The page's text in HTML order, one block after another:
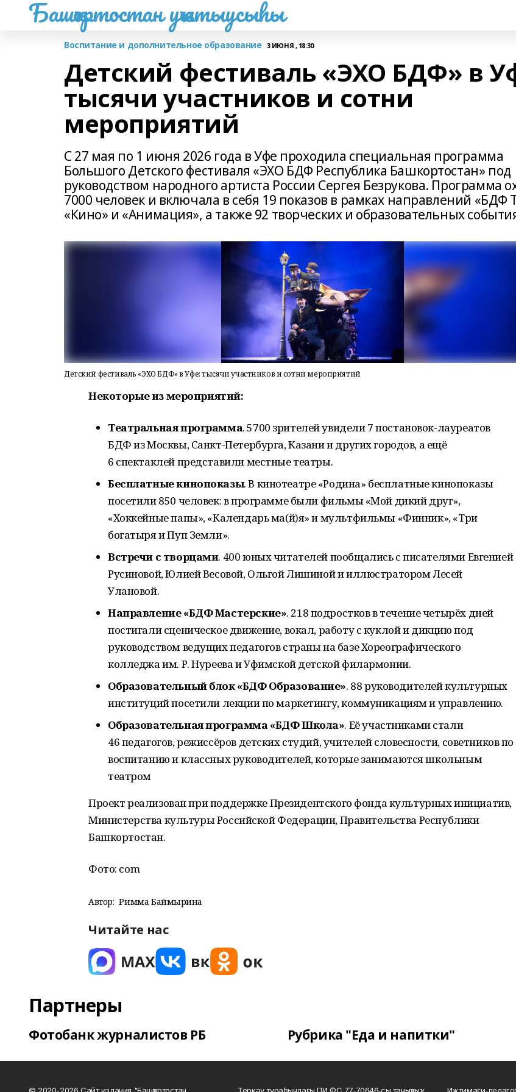
Башҡортостан уҡытыусыһы
Воспитание и дополнительное образование 3 ИЮНЯ , 18:30
Детский фестиваль «ЭХО БДФ» в
тысячи участников и сотни
мероприятий
С 27 мая по 1 июня 2026 года в Уфе проходила специальная программа
Большого Детского фестиваля «ЭХО БДФ Республика Башкортостан» под
руководством народного артиста России Сергея Безрукова. Программа
7000 человек и включала в себя 19 показов в рамках направлений «БДФ
«Кино» и «Анимация», а также 92 творческих и образовательных
Детский фестиваль «ЭХО БДФ» в Уфе: тысячи участников и сотни мероприятий
Некоторые из мероприятий:
Театральная программа. 5700 зрителей увидели 7 постановок-лауреатов
БДФ из Москвы, Санкт-Петербурга, Казани и других городов, а ещё
6 спектаклей представили местные театры.
Бесплатные кинопоказы. В кинотеатре «Родина» бесплатные кинопоказы
посетили 850 человек: в программе были фильмы «Мой дикий друг»,
«Хоккейные папы», «Календарь ма(й)я» и мультфильмы «Финник», «Три
богатыря и Пуп Земли».
Встречи с творцами. 400 юных читателей пообщались с писателями Евгенией
Русиновой, Юлией Весовой, Ольгой Лишиной и иллюстратором Лесей
Улановой.
Направление «БДФ Мастерские». 218 подростков в течение четырёх дней
постигали сценическое движение, вокал, работу с куклой и дикцию под
руководством ведущих педагогов страны на базе Хореографического
колледжа им. Р. Нуреева и Уфимской детской филармонии.
Образовательный блок «БДФ Образование». 88 руководителей культурных
институций посетили лекции по маркетингу, коммуникациям и управлению.
Образовательная программа «БДФ Школа». Её участниками стали
46 педагогов, режиссёров детских студий, учителей словесности, советников по
воспитанию и классных руководителей, которые занимаются школьным
театром
Проект реализован при поддержке Президентского фонда культурных инициатив,
Министерства культуры Российской Федерации, Правительства Республики
Башкортостан.
Фото: com
Автор: Римма Баймырҙина
Читайте нас
Партнеры
Фотобанк журналистов РБ Рубрика "Еда и напитки"